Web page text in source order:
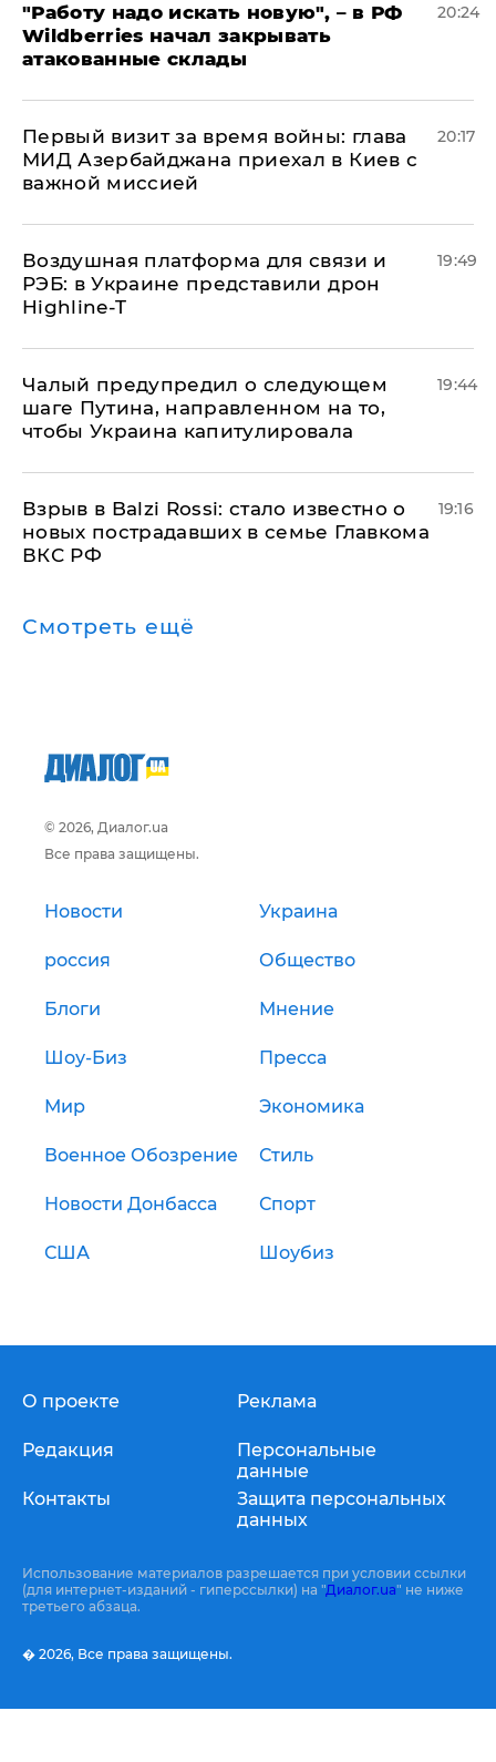
"Работу надо искать новую", – в РФ
Wildberries начал закрывать
атакованные склады
20:24
Первый визит за время войны: глава
МИД Азербайджана приехал в Киев с
важной миссией
20:17
Воздушная платформа для связи и
РЭБ: в Украине представили дрон
Highline-T
19:49
Чалый предупредил о следующем
шаге Путина, направленном на то,
чтобы Украина капитулировала
19:44
Взрыв в Balzi Rossi: стало известно о
новых пострадавших в семье Главкома
ВКС РФ
19:16
Смотреть ещё
© 2026, Диалог.ua
Все права защищены.
Новости Украина
россия Общество
Блоги Мнение
Шоу-Биз Пресса
Мир Экономика
Военное Обозрение Стиль
Новости Донбасса Спорт
США Шоубиз
О проекте
Редакция
Контакты
Реклама
Персональные
данные
Защита персональных
данных
Использование материалов разрешается при условии ссылки
(для интернет-изданий - гиперссылки) на "Диалог.ua" не ниже
третьего абзаца.
� 2026, Все права защищены.